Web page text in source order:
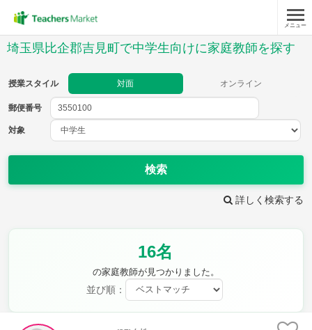
メニュー
埼玉県比企郡吉見町で中学生向けに家庭教師を探す
授業スタイル 対面 オンライン
郵便番号
対象
検索
詳しく検索する
16名
の家庭教師が見つかりました。
並び順：
郵便番号
教科
現代文 古典
公民 芸術 音楽 保健体育